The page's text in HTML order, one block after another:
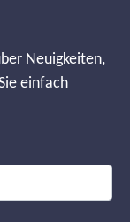
Neuigkeiten,
einfach